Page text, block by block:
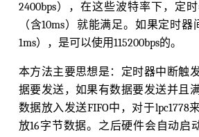
2400bps），在这些波特率下，定
（含10ms）就能满足。如果定时器
1ms），是可以使用115200bps的。
本方法主要思想是：定时器中断触
据要发送，如果有数据要发送并且
数据放入发送FIFO中，对于lpc1778
放16字节数据。之后硬件会自动启